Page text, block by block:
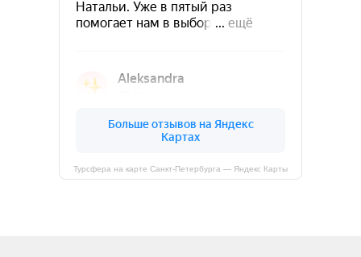
Турсфера на карте Санкт‑Петербурга — Яндекс Карты